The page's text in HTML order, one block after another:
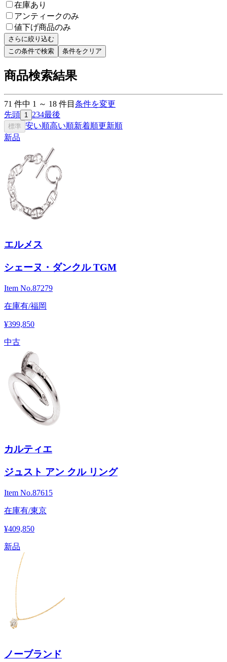
在庫あり
アンティークのみ
値下げ商品のみ
さらに絞り込む
この条件で検索
条件をクリア
商品検索結果
71 件中 1 ～ 18 件目 条件を変更
先頭 1 234最後
標準 安い順高い順新着順更新順
新品
エルメス
シェーヌ・ダンクル TGM
Item No.87279
在庫有/福岡
¥399,850
中古
カルティエ
ジュスト アン クル リング
Item No.87615
在庫有/東京
¥409,850
新品
ノーブランド